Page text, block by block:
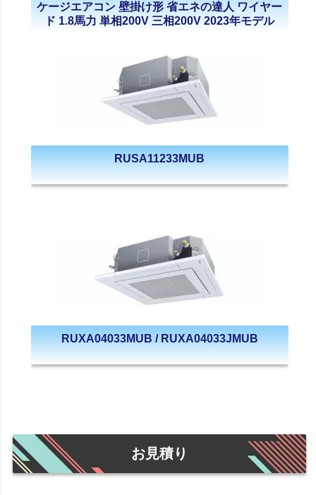
ケージエアコン 壁掛け形 省エネの達人 ワイヤー
ド 1.8馬力 単相200V 三相200V 2023年モデル
RUSA11233MUB
RUXA04033MUB / RUXA04033JMUB
お見積り